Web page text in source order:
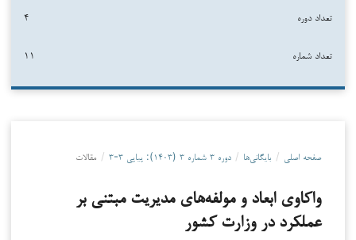
تعداد دوره ۴
تعداد شماره ۱۱
صفحه اصلی / بایگانی‌ها / دوره ۳ شماره ۳ (۱۴۰۳): پیاپی ۳-۳ / مقالات
واکاوی ابعاد و مولفه‌های مدیریت مبتنی بر
عملکرد در وزارت کشور